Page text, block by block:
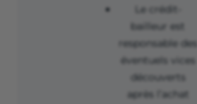
Le crédit-
bailleur est
responsable des
éventuels vices
découverts
après l’achat